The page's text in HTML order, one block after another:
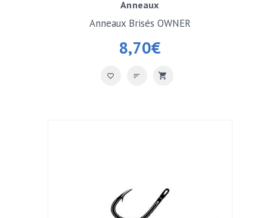
Anneaux
8,70€
Anneaux Brisés OWNER